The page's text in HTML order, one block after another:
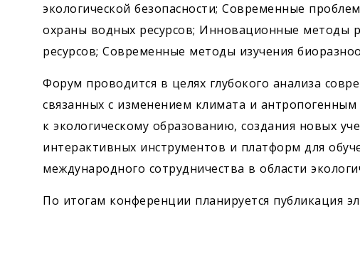
экологической безопасности; Современные
охраны водных ресурсов; Инновационные методы
ресурсов; Современные методы изучения
Форум проводится в целях глубокого анализа
связанных с изменением климата и
к экологическому образованию, создания новых
интерактивных инструментов и платформ для
международного сотрудничества в области
По итогам конференции планируется публикация